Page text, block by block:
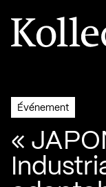
Aller à la page
Logo Kollectif
Événement
«